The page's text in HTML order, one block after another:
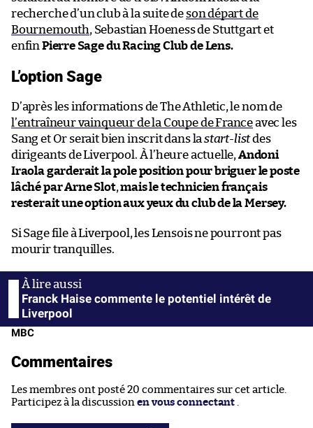
recherche d’un club à la suite de son départ de
Bournemouth, Sebastian Hoeness de Stuttgart et
enfin Pierre Sage du Racing Club de Lens.
L’option Sage
D’après les informations de The Athletic, le nom de
l’entraîneur vainqueur de la Coupe de Franceavec les
Sang et Or serait bien inscrit dans la start-listdes
dirigeants de Liverpool. À l’heure actuelle, Andoni
Iraola garderait la pole position pour briguer le poste
lâché par Arne Slot,mais le technicien français
resterait une option aux yeux du club de la Mersey.
Si Sage file à Liverpool, les Lensois ne pourront pas
mourir tranquilles.
Franck Haise commente le potentiel intérêt de
Liverpool
MBC
Commentaires
Les membres ont posté 20 commentaires sur cet article.
Participez à la discussion en vous connectant